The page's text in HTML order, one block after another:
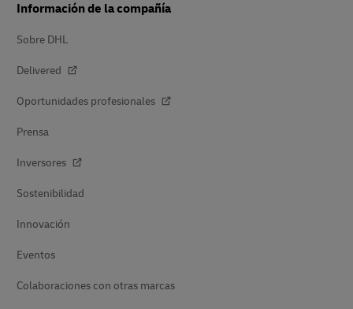
Información de la compañía
Sobre DHL
Delivered
Oportunidades profesionales
Prensa
Inversores
Sostenibilidad
Innovación
Eventos
Colaboraciones con otras marcas